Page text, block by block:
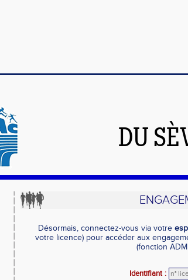
DU
Désormais, connectez-vous via votre
votre licence) pour accéder aux
(fonction
Identifiant :